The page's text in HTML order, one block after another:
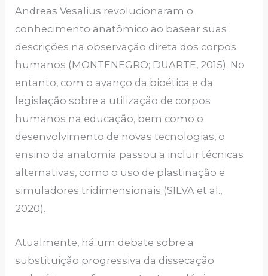
Andreas Vesalius revolucionaram o
conhecimento anatômico ao basear suas
descrições na observação direta dos corpos
humanos (MONTENEGRO; DUARTE, 2015). No
entanto, com o avanço da bioética e da
legislação sobre a utilização de corpos
humanos na educação, bem como o
desenvolvimento de novas tecnologias, o
ensino da anatomia passou a incluir técnicas
alternativas, como o uso de plastinação e
simuladores tridimensionais (SILVA et al.,
2020).
Atualmente, há um debate sobre a
substituição progressiva da dissecação